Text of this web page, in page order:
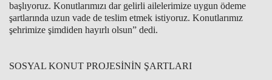
başlıyoruz. Konutlarımızı dar gelirli ailelerimize uygun ödeme
şartlarında uzun vade de teslim etmek istiyoruz. Konutlarımız
şehrimize şimdiden hayırlı olsun” dedi.
SOSYAL KONUT PROJESİNİN ŞARTLARI